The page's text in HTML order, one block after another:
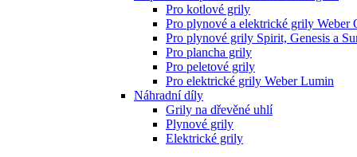
Pro kotlové grily
Pro plynové a elektrické grily Weber
Pro plynové grily Spirit, Genesis a
Pro plancha grily
Pro peletové grily
Pro elektrické grily Weber Lumin
Náhradní díly
Grily na dřevěné uhlí
Plynové grily
Elektrické grily